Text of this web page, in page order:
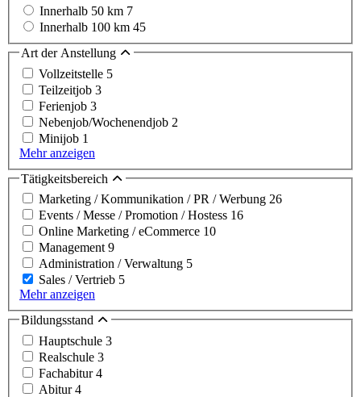
Innerhalb 50 km 7
Innerhalb 100 km 45
Art der Anstellung
Vollzeitstelle 5
Teilzeitjob 3
Ferienjob 3
Nebenjob/Wochenendjob 2
Minijob 1
Mehr anzeigen
Tätigkeitsbereich
Marketing / Kommunikation / PR / Werbung 26
Events / Messe / Promotion / Hostess 16
Online Marketing / eCommerce 10
Management 9
Administration / Verwaltung 5
Sales / Vertrieb 5
Mehr anzeigen
Bildungsstand
Hauptschule 3
Realschule 3
Fachabitur4
Abitur4